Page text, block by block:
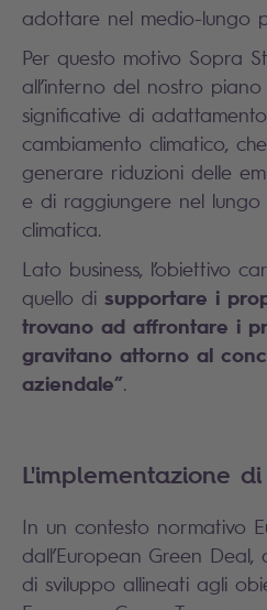
adottare nel medio-lungo
Per questo motivo Sopra
all’interno del nostro
significative di
cambiamento climatico,
generare riduzioni delle
e di raggiungere nel lungo
climatica.
Lato business, l’obiettivo
quello di supportare i
trovano ad affrontare i
gravitano attorno al
aziendale”.
L'implementazione
In un contesto normativo
dall’European Green
di sviluppo allineati agli